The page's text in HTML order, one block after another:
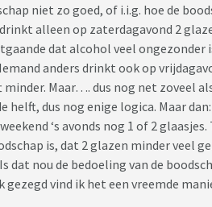
niet zo goed, of i.i.g. hoe de
alleen op zaterdagavond 2
dat alcohol veel ongezonder
anders drinkt ook op
minder. Maar…. dus nog net zoveel
helft, dus nog enige logica. Maar
‘s avonds nog 1 of 2
is, dat 2 glazen minder veel
dat nou de bedoeling van de
gezegd vind ik het een vreemde